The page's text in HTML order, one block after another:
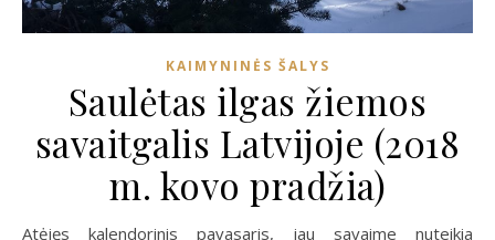
KAIMYNINĖS ŠALYS
Saulėtas ilgas žiemos
savaitgalis Latvijoje (2018
m. kovo pradžia)
Atėjęs kalendorinis pavasaris, jau savaime nuteikia